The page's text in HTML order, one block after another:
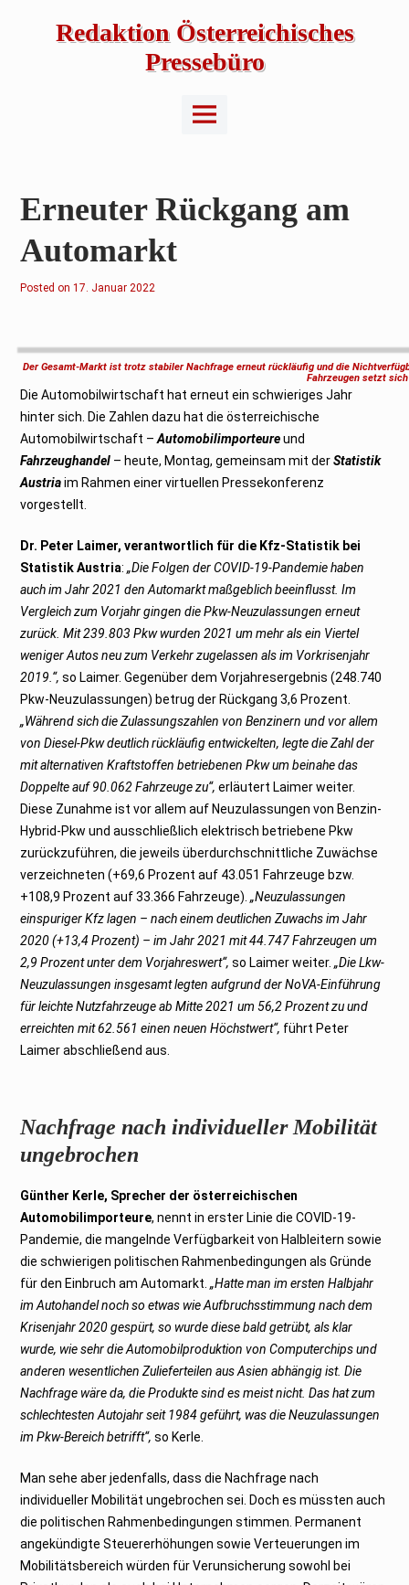
Redaktion Österreichisches
Pressebüro
Main
Menu
Erneuter Rückgang am
Automarkt
Posted on1
n
a
2
2
2
17. Januar 2022
Der Gesamt-Markt ist trotz stabiler Nachfrage erneut rückläufig und die
Fahrzeugen setzt
Die Automobilwirtschaft hat erneut ein schwieriges Jahr
hinter sich. Die Zahlen dazu hat die österreichische
Automobilwirtschaft –Automobilimporteureund
Fahrzeughandel – heute, Montag, gemeinsam mit derStatistik
Austriaim Rahmen einer virtuellen Pressekonferenz
vorgestellt.
Dr. Peter Laimer, verantwortlich für die Kfz-Statistik bei
Statistik Austria:„Die Folgen der COVID-19-Pandemie haben
auch im Jahr 2021 den Automarkt maßgeblich beeinflusst. Im
Vergleich zum Vorjahr gingen die Pkw-Neuzulassungen erneut
zurück. Mit 239.803 Pkw wurden 2021 um mehr als ein Viertel
weniger Autos neu zum Verkehr zugelassen als im Vorkrisenjahr
2019.“,so Laimer. Gegenüber dem Vorjahresergebnis (248.740
Pkw-Neuzulassungen) betrug der Rückgang 3,6 Prozent.
„Während sich die Zulassungszahlen von Benzinern und vor allem
von Diesel-Pkw deutlich rückläufig entwickelten, legte die Zahl der
mit alternativen Kraftstoffen betriebenen Pkw um beinahe das
Doppelte auf 90.062 Fahrzeuge zu“,erläutert Laimer weiter.
Diese Zunahme ist vor allem auf Neuzulassungen von Benzin-
Hybrid-Pkw und ausschließlich elektrisch betriebene Pkw
zurückzuführen, die jeweils überdurchschnittliche Zuwächse
verzeichneten (+69,6 Prozent auf 43.051 Fahrzeuge bzw.
+108,9 Prozent auf 33.366 Fahrzeuge).„Neuzulassungen
einspuriger Kfz lagen – nach einem deutlichen Zuwachs im Jahr
2020 (+13,4 Prozent) – im Jahr 2021 mit 44.747 Fahrzeugen um
2,9 Prozent unter dem Vorjahreswert“,so Laimer weiter.„Die Lkw-
Neuzulassungen insgesamt legten aufgrund der NoVA-Einführung
für leichte Nutzfahrzeuge ab Mitte 2021 um 56,2 Prozent zu und
erreichten mit 62.561 einen neuen Höchstwert“, führt Peter
Laimer abschließend aus.
Nachfrage nach individueller Mobilität
ungebrochen
Günther Kerle, Sprecher der österreichischen
Automobilimporteure, nennt in erster Linie die COVID-19-
Pandemie, die mangelnde Verfügbarkeit von Halbleitern sowie
die schwierigen politischen Rahmenbedingungen als Gründe
für den Einbruch am Automarkt.„Hatte man im ersten Halbjahr
im Autohandel noch so etwas wie Aufbruchsstimmung nach dem
Krisenjahr 2020 gespürt, so wurde diese bald getrübt, als klar
wurde, wie sehr die Automobilproduktion von Computerchips und
anderen wesentlichen Zulieferteilen aus Asien abhängig ist. Die
Nachfrage wäre da, die Produkte sind es meist nicht. Das hat zum
schlechtesten Autojahr seit 1984 geführt, was die Neuzulassungen
im Pkw-Bereich betrifft“, so Kerle.
Man sehe aber jedenfalls, dass die Nachfrage nach
individueller Mobilität ungebrochen sei. Doch es müssten auch
die politischen Rahmenbedingungen stimmen. Permanent
angekündigte Steuererhöhungen sowie Verteuerungen im
Mobilitätsbereich würden für Verunsicherung sowohl bei